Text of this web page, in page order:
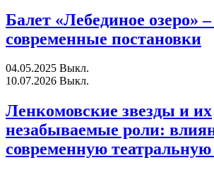
Балет «Лебединое озеро»
современные постановки
04.05.2025 Выкл.
10.07.2026 Выкл.
Ленкомовские звезды и их
незабываемые роли:
современную